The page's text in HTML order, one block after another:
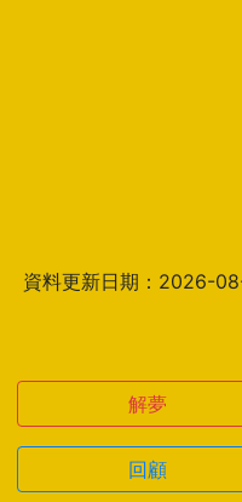
資料更新日期：2026-
解夢
回顧